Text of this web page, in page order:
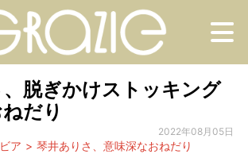
脱ぎかけストッキング
だり
2022年08月05日
ア 琴井ありさ、意味深なおねだり